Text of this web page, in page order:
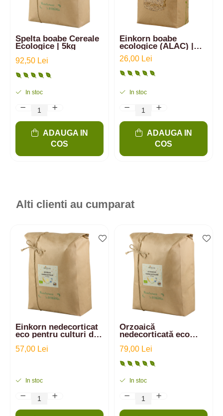
Spelta boabe Cereale
Ecologice | 5kg
92,50 Lei
In stoc
ADAUGA IN
COS
Einkorn boabe
ecologice (ALAC) |
1kg
26,00 Lei
In stoc
ADAUGA IN
COS
Alti clienti au cumparat
Einkorn nedecorticat
eco pentru culturi de
grâu | 3kg
57,00 Lei
In stoc
Orzoaică
nedecorticată eco
iarbă - suc iarbă grâu
79,00 Lei
In stoc